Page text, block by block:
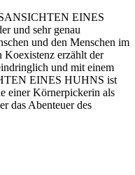
EINES
und sehr genau
und den Menschen im
Koexistenz erzählt der
und mit einem
EINES HUHNS ist
einer Körnerpickerin als
das Abenteuer des